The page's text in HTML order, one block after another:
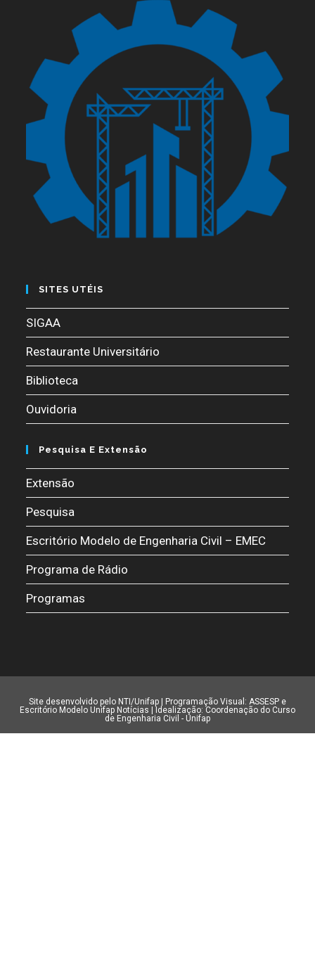
SITES UTÉIS
SIGAA
Restaurante Universitário
Biblioteca
Ouvidoria
Pesquisa E Extensão
Extensão
Pesquisa
Escritório Modelo de Engenharia Civil – EMEC
Programa de Rádio
Programas
Site desenvolvido pelo NTI/Unifap | Programação Visual: ASSESP e
Escritório Modelo Unifap Notícias | Idealização: Coordenação do Curso
de Engenharia Civil - Unifap